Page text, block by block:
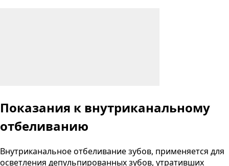
Показания к внутриканальному
отбеливанию
Внутриканальное отбеливание зубов, применяется для
осветления депульпированных зубов, утративших